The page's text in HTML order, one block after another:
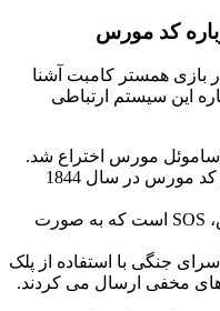
کد مورس
بازی همستر کامبت آشنا
این سیستم ارتباطی
اولین پیام تلگرافی با استفاده از کد مورس در سال 1844
معروف ترین سیگنال کد مورس، SOS است که به صورت
جنگی با استفاده از پلک
مخفی ارسال می کردند.